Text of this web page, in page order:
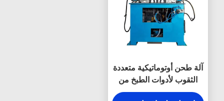
آلة طحن أوتوماتيكية متعددة
الثقوب لأدوات الطبخ من
الفولاذ المقاوم للصدأ